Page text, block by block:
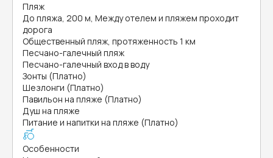
Пляж
До пляжа, 200 м, Между отелем и пляжем проходит
дорога
Общественный пляж, протяженность 1 км
Песчано-галечный пляж
Песчано-галечный вход в воду
Зонты (Платно)
Шезлонги (Платно)
Павильон на пляже (Платно)
Душ на пляже
Питание и напитки на пляже (Платно)
Особенности